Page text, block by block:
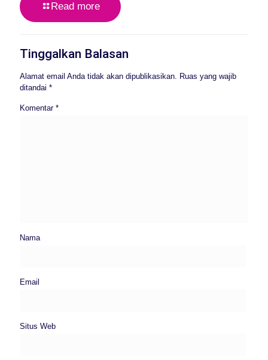
Read more
Tinggalkan Balasan
Alamat email Anda tidak akan dipublikasikan. Ruas yang wajib
ditandai *
Komentar *
Nama
Email
Situs Web